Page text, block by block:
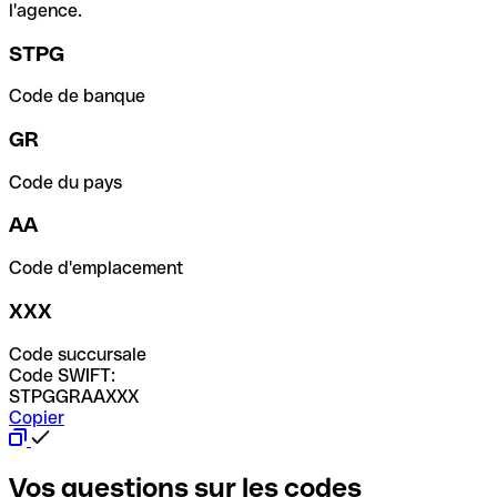
l'agence.
STPG
Code de banque
GR
Code du pays
AA
Code d'emplacement
XXX
Code succursale
Code SWIFT:
STPGGRAAXXX
Copier
Vos questions sur les codes